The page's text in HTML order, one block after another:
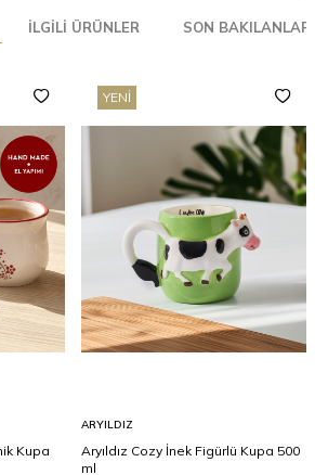
İLGILI ÜRÜNLER SON BAKILANLAR
Kupa
YENI
ARYILDIZ
Aryıldız Cozy İnek Figürlü Kupa 500
ml